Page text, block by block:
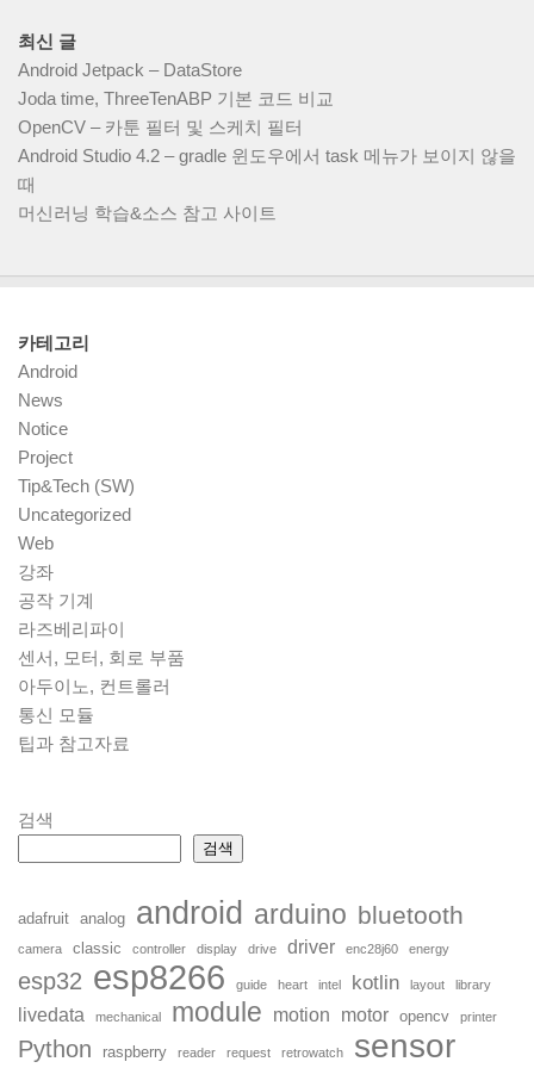
최신 글
Android Jetpack – DataStore
Joda time, ThreeTenABP 기본 코드 비교
OpenCV – 카툰 필터 및 스케치 필터
Android Studio 4.2 – gradle 윈도우에서 task 메뉴가 보이지 않을
때
머신러닝 학습&소스 참고 사이트
카테고리
Android
News
Notice
Project
Tip&Tech (SW)
Uncategorized
Web
강좌
공작 기계
라즈베리파이
센서, 모터, 회로 부품
아두이노, 컨트롤러
통신 모듈
팁과 참고자료
검색
검색
adafruit analog android arduino bluetooth
camera classic controller display drive driver enc28j60 energy
esp32 esp8266 guide heart intel kotlin layout library
livedata mechanical module motion motor opencv printer
Python raspberry reader request retrowatch sensor